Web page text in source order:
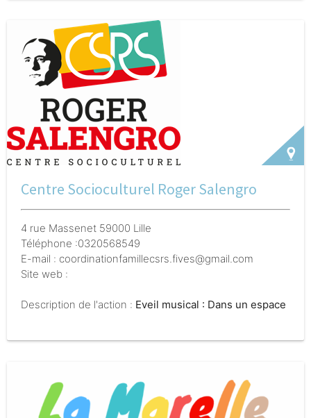
Centre Socioculturel Roger Salengro
4 rue Massenet 59000 Lille
Téléphone :0320568549
E-mail : coordinationfamillecsrs.fives@gmail.com
Site web :
Description de l'action : Eveil musical : Dans un espace